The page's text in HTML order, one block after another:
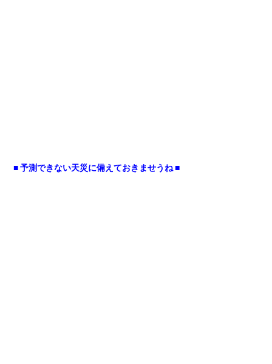
■ 予測できない天災に備えておきませうね ■